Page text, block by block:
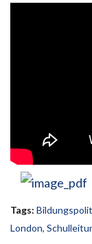
Tags:
London,